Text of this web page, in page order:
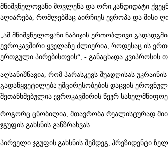
მნიშვნელოვანი მოვლენა და ორი კანდიდატი
აღიარება, რომლებმაც აირჩიეს ევროპა და მისი
„ამ მნიშვნელოვანი ნაბიჯის ერთობლივი
ევროკავშირი ყველაზე ძლიერია, როდესაც ის
ერთგული პირებისთვის“, - განაცხადა კვიპროსის
აღსანიშნავია, რომ პარასკევს შუადღისას
გადაწყვეტილება უმცირესობების დაცვის
შეთანხმებულია ევროკავშირის წევრ
როგორც ცნობილია, მთავრობა რეალისტურად
ჯგუფის გახსნის განზრახვას.
პირველი ჯგუფის გახსნის შემდეგ, პრეზიდენტი